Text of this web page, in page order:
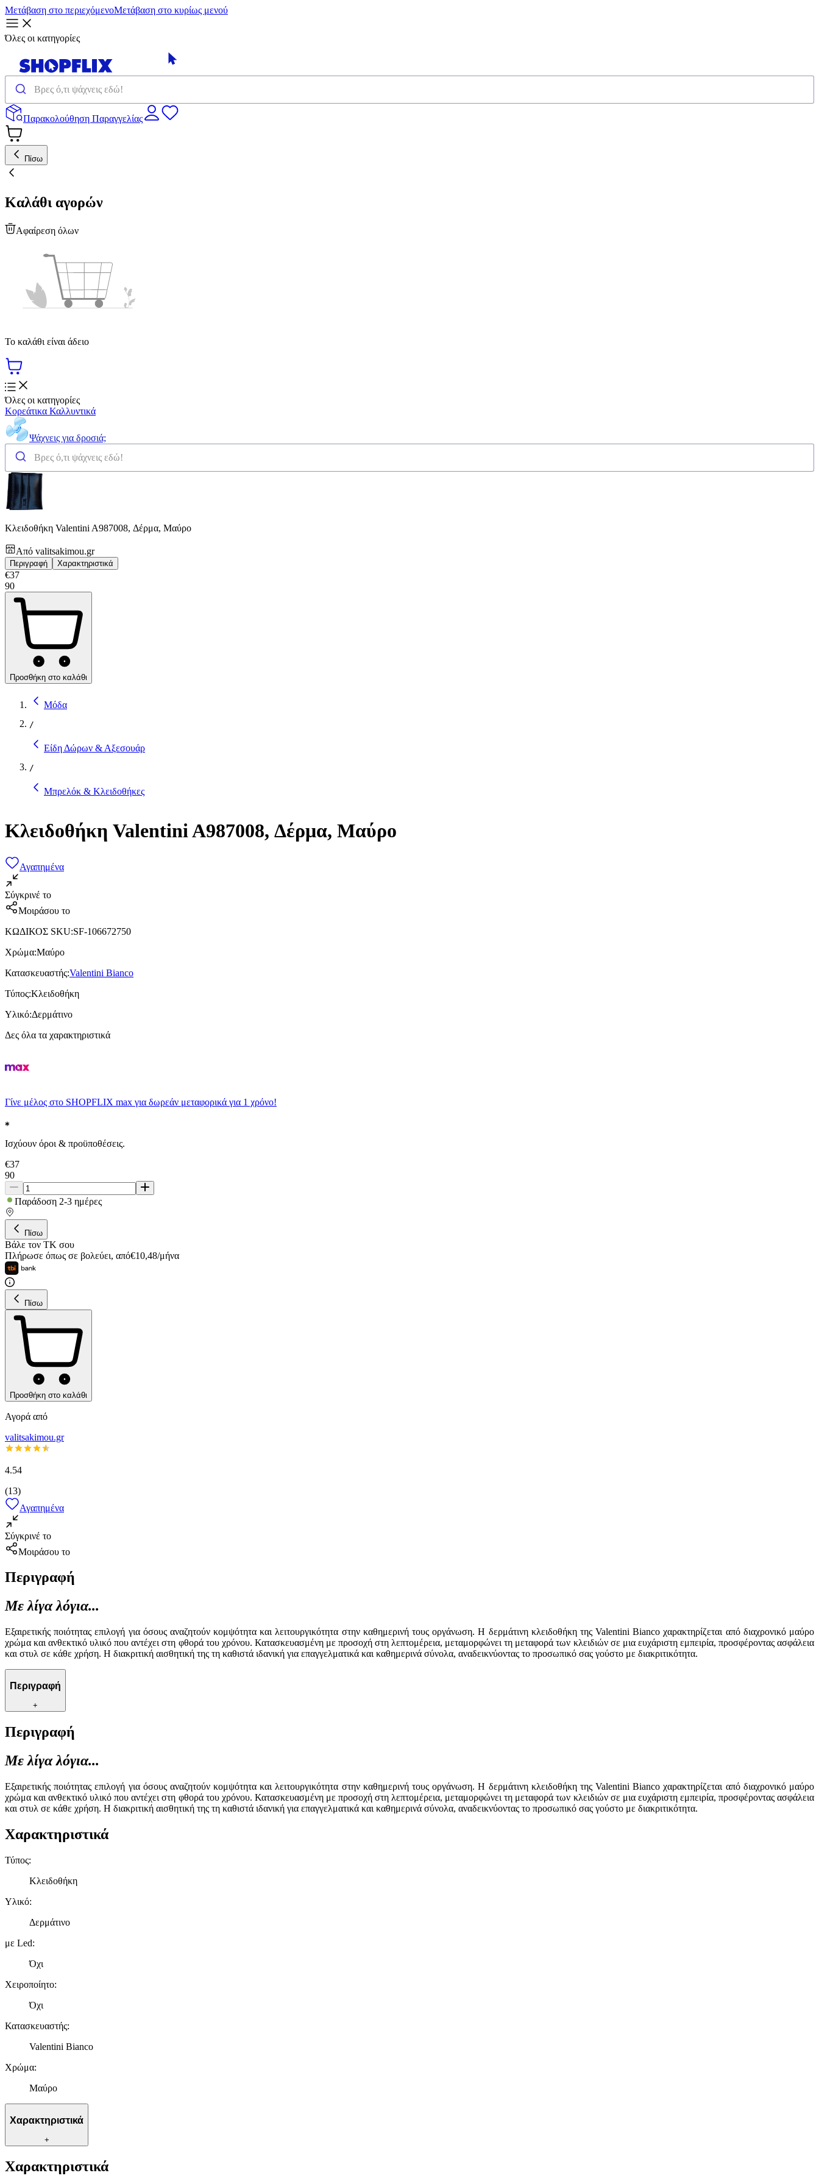
Μετάβαση στο περιεχόμενοΜετάβαση στο κυρίως μενού
Όλες οι κατηγορίες
Παρακολούθηση Παραγγελίας
Πίσω
Καλάθι αγορών
Αφαίρεση όλων
Το καλάθι είναι άδειο
Όλες οι κατηγορίες
Κορεάτικα Καλλυντικά
Ψάχνεις για δροσιά;
Κλειδοθήκη Valentini A987008, Δέρμα, Μαύρο
Από valitsakimou.gr
Περιγραφή Χαρακτηριστικά
€37
90
Προσθήκη στο καλάθι
Μόδα
/
Είδη Δώρων & Αξεσουάρ
/
Μπρελόκ & Κλειδοθήκες
Κλειδοθήκη Valentini A987008, Δέρμα, Μαύρο
Αγαπημένα
Σύγκρινέ το
Μοιράσου το
ΚΩΔΙΚΟΣ SKU:SF-106672750
Χρώμα:Μαύρο
Κατασκευαστής:Valentini Bianco
Τύπος:Κλειδοθήκη
Υλικό:Δερμάτινο
Δες όλα τα χαρακτηριστικά
Γίνε μέλος στο SHOPFLIX max για δωρεάν μεταφορικά για 1 χρόνο!
Ισχύουν όροι & προϋποθέσεις.
€37
90
Παράδοση 2-3 ημέρες
Πίσω
Βάλε τον ΤΚ σου
Πλήρωσε όπως σε βολεύει, από€10,48/μήνα
Πίσω
Προσθήκη στο καλάθι
Αγορά από
valitsakimou.gr
4.54
(13)
Αγαπημένα
Σύγκρινέ το
Μοιράσου το
Περιγραφή
Με λίγα λόγια...
Εξαιρετικής ποιότητας επιλογή για όσους αναζητούν κομψότητα και λειτουργικότητα στην καθημερινή τους οργάνωση. Η δερμάτινη κλειδοθήκη της Valentini Bianco χαρακτηρίζεται από διαχρονικό μαύρο
χρώμα και ανθεκτικό υλικό που αντέχει στη φθορά του χρόνου. Κατασκευασμένη με προσοχή στη λεπτομέρεια, μεταμορφώνει τη μεταφορά των κλειδιών σε μια ευχάριστη εμπειρία, προσφέροντας ασφάλεια
και στυλ σε κάθε χρήση. Η διακριτική αισθητική της τη καθιστά ιδανική για επαγγελματικά και καθημερινά σύνολα, αναδεικνύοντας το προσωπικό σας γούστο με διακριτικότητα.
Περιγραφή
+
Περιγραφή
Με λίγα λόγια...
Εξαιρετικής ποιότητας επιλογή για όσους αναζητούν κομψότητα και λειτουργικότητα στην καθημερινή τους οργάνωση. Η δερμάτινη κλειδοθήκη της Valentini Bianco χαρακτηρίζεται από διαχρονικό μαύρο
χρώμα και ανθεκτικό υλικό που αντέχει στη φθορά του χρόνου. Κατασκευασμένη με προσοχή στη λεπτομέρεια, μεταμορφώνει τη μεταφορά των κλειδιών σε μια ευχάριστη εμπειρία, προσφέροντας ασφάλεια
και στυλ σε κάθε χρήση. Η διακριτική αισθητική της τη καθιστά ιδανική για επαγγελματικά και καθημερινά σύνολα, αναδεικνύοντας το προσωπικό σας γούστο με διακριτικότητα.
Χαρακτηριστικά
Τύπος:
Κλειδοθήκη
Υλικό:
Δερμάτινο
με Led:
Όχι
Χειροποίητο:
Όχι
Κατασκευαστής:
Valentini Bianco
Χρώμα:
Μαύρο
Χαρακτηριστικά
+
Χαρακτηριστικά